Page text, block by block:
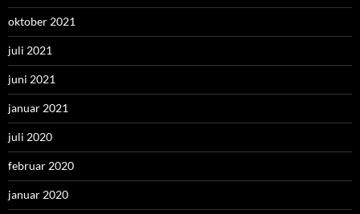
oktober 2021
juli 2021
juni 2021
januar 2021
juli 2020
februar 2020
januar 2020